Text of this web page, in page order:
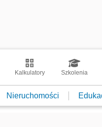
Kalkulatory Szkolenia
Nieruchomości